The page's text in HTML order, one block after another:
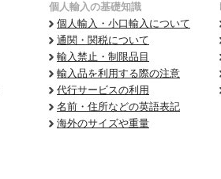
個人輸入の基礎知識
個人輸入・小口輸入について
通関・関税について
輸入禁止・制限品目
輸入品を利用する際の注意
代行サービスの利用
名前・住所などの英語表記
海外のサイズや重量